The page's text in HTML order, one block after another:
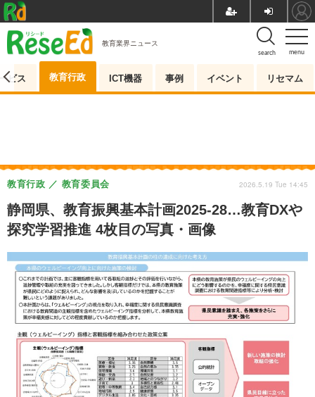
menu
search
教育業界ニュース
ビス 教育行政 ICT機器 事例 イベント リセマム
静岡県、教育振興基本計画2025-28…教育DXや
探究学習推進 4枚目の写真・画像
教育行政 教育委員会 2026.5.19 Tue 14:45